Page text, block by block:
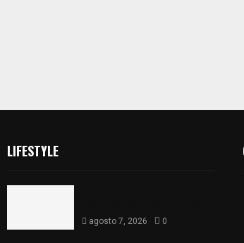
LIFESTYLE
agosto 7, 2026 0